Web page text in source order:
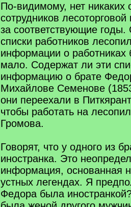
По-видимому, нет никаких
сотрудников
за соответствующие годы.
списки работников
информации о работниках
мало. Содержат ли эти
информацию о брате
Михайлове Семенове
они переехали в
чтобы работать на
Громова.
Говорят, что у одного из
иностранка. Это
информация, основанная
устных легендах. Я
Федора была